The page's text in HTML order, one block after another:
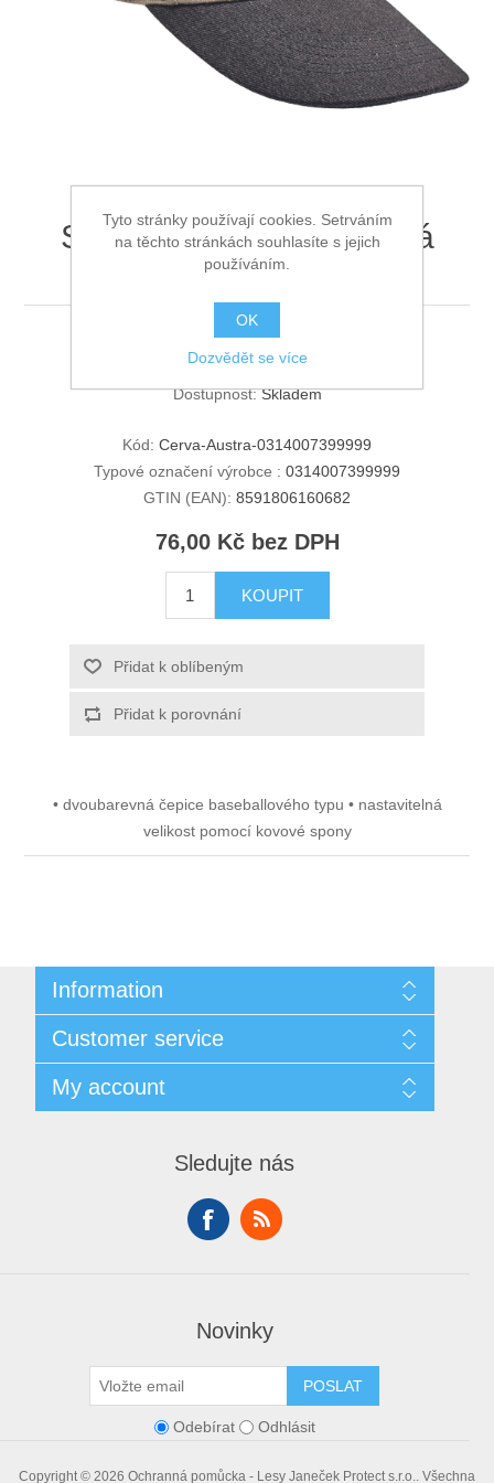
Ochrana proti pádu
STANMORE baseballová
čepice tm. hnědá
Dostupnost: Skladem
Kód: Cerva-Austra-0314007399999
Typové označení výrobce : 0314007399999
GTIN (EAN): 8591806160682
76,00 Kč bez DPH
KOUPIT
Přidat k oblíbeným
Přidat k porovnání
• dvoubarevná čepice baseballového typu • nastavitelná
velikost pomocí kovové spony
Information
Doprava
GDPR
Obchodní podmínky
O nás
Customer service
Recently viewed products
My account
Sledujte nás
Novinky
POSLAT
Odebírat Odhlásit
Copyright © 2026 Ochranná pomůcka - Lesy Janeček Protect s.r.o.. Všechna
Tyto stránky používají cookies. Setrváním
na těchto stránkách souhlasíte s jejich
používáním.
OK
Dozvědět se více